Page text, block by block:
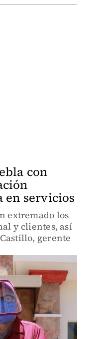
con
en servicios
extremado los
y clientes, así
gerente